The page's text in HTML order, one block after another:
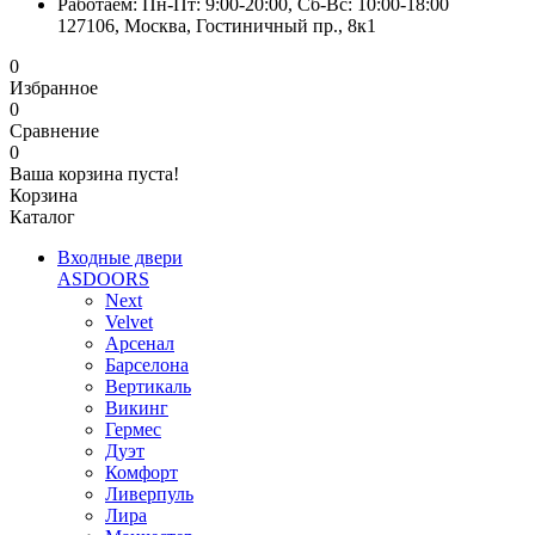
Работаем: Пн-Пт: 9:00-20:00, Сб-Вс: 10:00-18:00
127106, Москва, Гостиничный пр., 8к1
0
Избранное
0
Сравнение
0
Ваша корзина пуста!
Корзина
Каталог
Входные двери
ASDOORS
Next
Velvet
Арсенал
Барселона
Вертикаль
Викинг
Гермес
Дуэт
Комфорт
Ливерпуль
Лира